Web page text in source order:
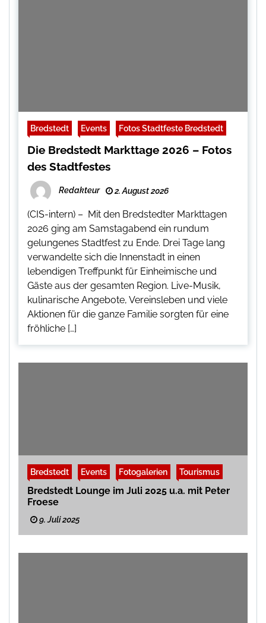
Bredstedt Events Fotos Stadtfeste Bredstedt
Die Bredstedt Markttage 2026 – Fotos
des Stadtfestes
Redakteur 2. August 2026
(CIS-intern) – Mit den Bredstedter Markttagen
2026 ging am Samstagabend ein rundum
gelungenes Stadtfest zu Ende. Drei Tage lang
verwandelte sich die Innenstadt in einen
lebendigen Treffpunkt für Einheimische und
Gäste aus der gesamten Region. Live-Musik,
kulinarische Angebote, Vereinsleben und viele
Aktionen für die ganze Familie sorgten für eine
fröhliche […]
Bredstedt Events Fotogalerien Tourismus
Bredstedt Lounge im Juli 2025 u.a. mit Peter
Froese
9. Juli 2025